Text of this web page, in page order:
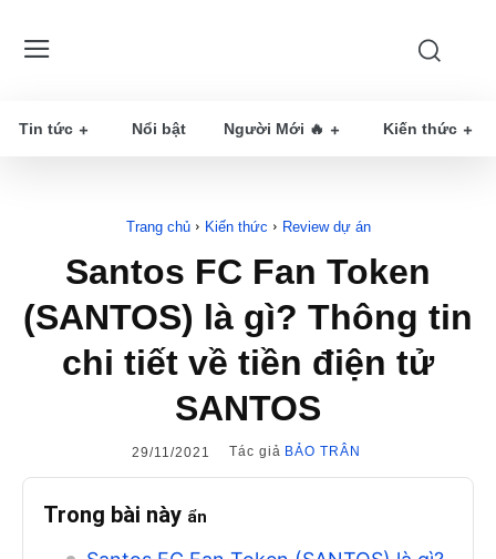
Tin tức Nổi bật Người Mới 🔥 Kiến thức
Trang chủ Kiến thức Review dự án
Santos FC Fan Token
(SANTOS) là gì? Thông tin
chi tiết về tiền điện tử
SANTOS
29/11/2021 Tác giả BẢO TRÂN
Trong bài này ẩn